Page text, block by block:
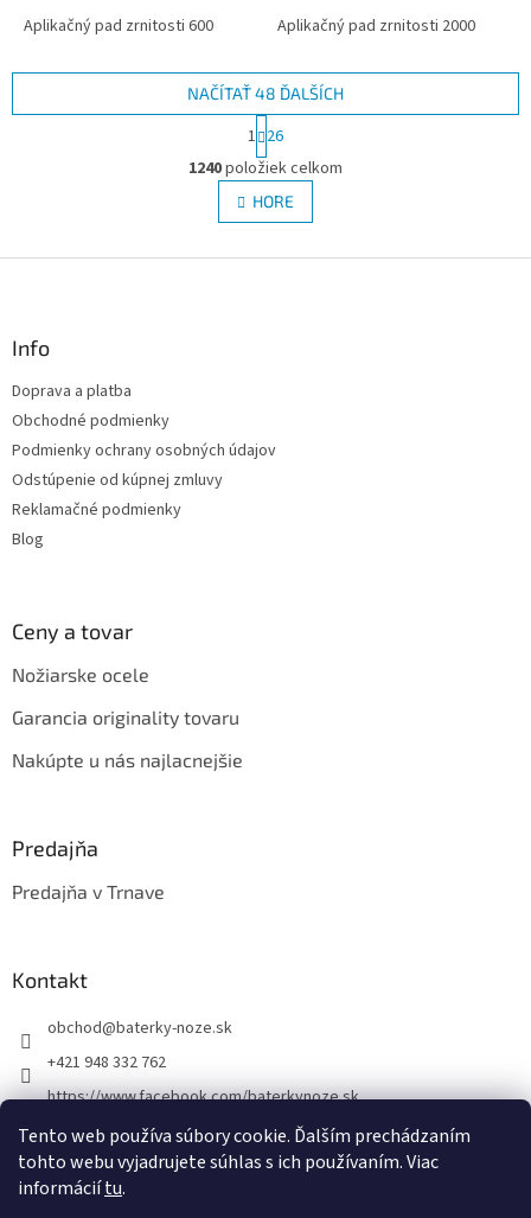
Tento web používa súbory cookie. Ďalším prechádzaním
tohto webu vyjadrujete súhlas s ich používaním. Viac
informáciítu.
Aplikačný pad zrnitosti 600 Aplikačný pad zrnitosti 2000
O
v
l
á
y
NAČÍTAŤ 48 ĎALŠÍCH
S
t
r
á
n
k
v
1 26
1240položiek celkom
HORE
Info
Doprava a platba
Obchodné podmienky
Podmienky ochrany osobných údajov
Odstúpenie od kúpnej zmluvy
Reklamačné podmienky
Blog
Ceny a tovar
Nožiarske ocele
Garancia originality tovaru
Nakúpte u nás najlacnejšie
Predajňa
Predajňa v Trnave
Kontakt
obchod@baterky-noze.sk
+421 948 332 762
https://www.facebook.com/baterkynoze.sk
/baterkynoze
https://www.youtube.com/@nozebaterky